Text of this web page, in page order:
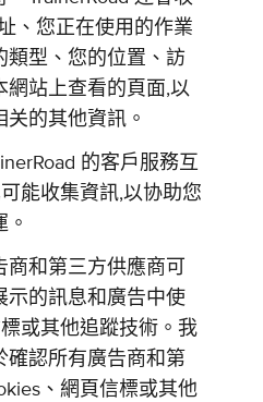
、您正在使用的作業
類型、您的位置、訪
網站上查看的頁面,以
的其他資訊。
的客戶服務互
能收集資訊,以协助您
商和第三方供應商可
示的訊息和廣告中使
或其他追蹤技術。我
確認所有廣告商和第
、網頁信標或其他